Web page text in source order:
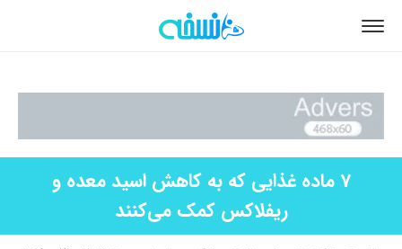
7 ماده غذایی که به کاهش اسید معده و
ریفلاکس کمک می‌کنند